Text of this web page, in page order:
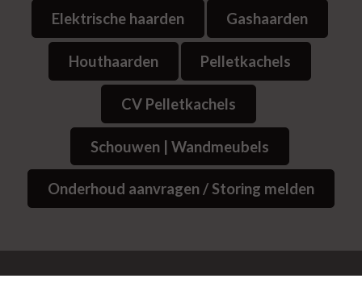
Elektrische haarden Gashaarden
Houthaarden Pelletkachels
CV Pelletkachels
Schouwen | Wandmeubels
Onderhoud aanvragen / Storing melden
© 2026Website Bedrijvenpresentatie.nl